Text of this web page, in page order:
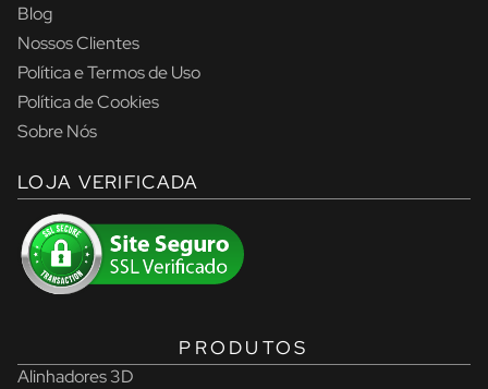
Blog
Nossos Clientes
Política e Termos de Uso
Política de Cookies
Sobre Nós
LOJA VERIFICADA
PRODUTOS
Alinhadores 3D